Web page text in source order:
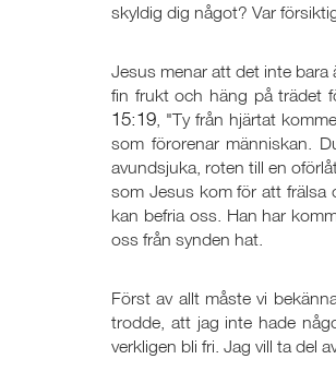
skyldig dig något? Var
Jesus menar att det inte bara
fin frukt och häng på trädet
15:19, "Ty från hjärtat
som förorenar människan.
avundsjuka, roten till en
som Jesus kom för att frälsa
kan befria oss. Han har
oss från synden hat.
Först av allt måste vi
trodde, att jag inte hade
verkligen bli fri. Jag vill ta del